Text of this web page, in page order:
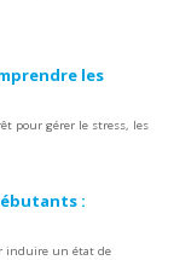
les
pour gérer le stress, les
:
induire un état de